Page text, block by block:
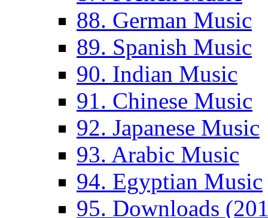
88. German Music
89. Spanish Music
90. Indian Music
91. Chinese Music
92. Japanese Music
93. Arabic Music
94. Egyptian Music
95. Downloads